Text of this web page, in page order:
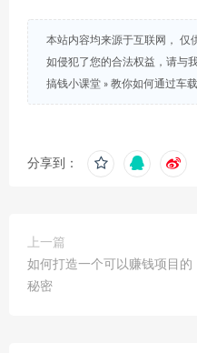
本站内容均来源于互联网， 仅
如侵犯了您的合法权益，请与
搞钱小课堂 » 教你如何通过车
分享到：
上一篇
如何打造一个可以赚钱项目的
秘密